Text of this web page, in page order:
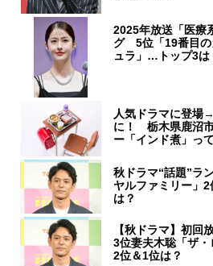
2025年放送「医療
グ 5位「19番目の
ュラ」…トップ3は
人気ドラマに登場
に！ 栃木県鹿沼
ー「インド煮」っ
秋ドラマ“話題”ラ
ヤルファミリー」
は？
【秋ドラマ】初
3位妻夫木聡「ザ
2位＆1位は？